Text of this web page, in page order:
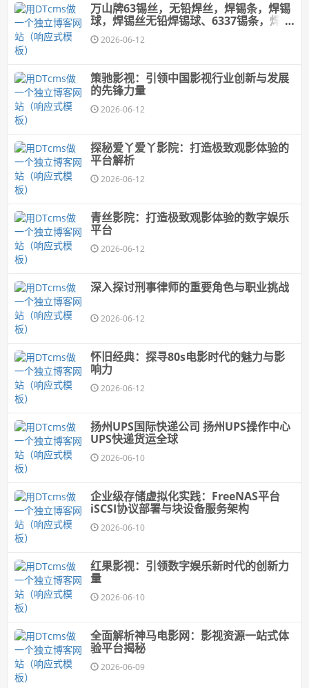
万山牌63锡丝，无铅焊丝，焊锡条，焊锡
球，焊锡丝无铅焊锡球、6337锡条，焊锡
球、牢固可靠；出渣少
2026-06-12
策驰影视：引领中国影视行业创新与发展
的先锋力量
2026-06-12
探秘爱丫爱丫影院：打造极致观影体验的
平台解析
2026-06-12
青丝影院：打造极致观影体验的数字娱乐
平台
2026-06-12
深入探讨刑事律师的重要角色与职业挑战
2026-06-12
怀旧经典：探寻80s电影时代的魅力与影
响力
2026-06-12
扬州UPS国际快递公司 扬州UPS操作中心
UPS快递货运全球
2026-06-10
企业级存储虚拟化实践：FreeNAS平台
iSCSI协议部署与块设备服务架构
2026-06-10
红果影视：引领数字娱乐新时代的创新力
量
2026-06-10
全面解析神马电影网：影视资源一站式体
验平台揭秘
2026-06-09